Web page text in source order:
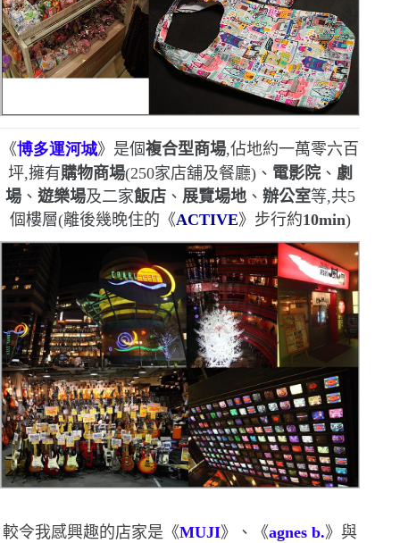
《博多運河城》是個複合型商場,佔地約一萬零六百
坪,擁有購物商場(250家店舖及餐廳)、 電影院、 劇
場、 遊樂場及二家飯店、 展覽場地、 辦公室等,共5
個樓層(離後幾晚住的《ACTIVE》步行約10min)
較令我感興趣的店家是《MUJI》、《agnes b.》與